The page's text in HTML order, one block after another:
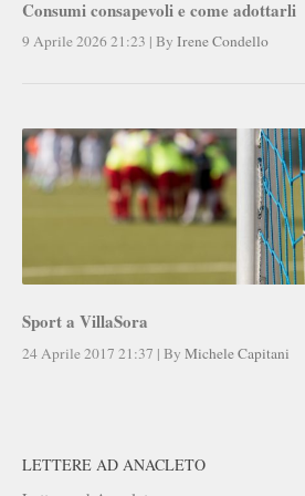
Consumi consapevoli e come adottarli
9 Aprile 2026 21:23 | By Irene Condello
Sport a VillaSora
24 Aprile 2017 21:37 | By Michele Capitani
LETTERE AD ANACLETO